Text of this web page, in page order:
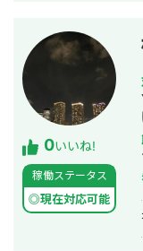
0いいね!
稼働ステータス
◎現在対応可能